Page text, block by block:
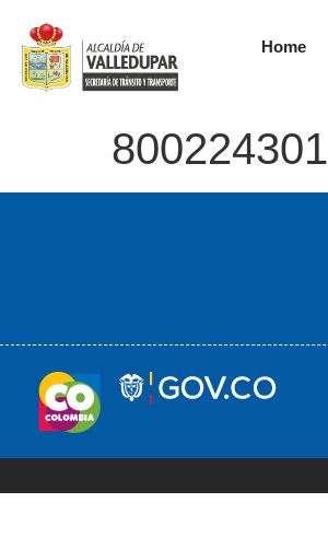
Home
800224301